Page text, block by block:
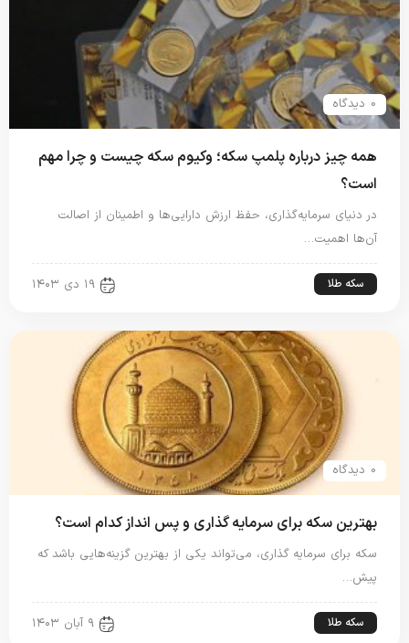
0 دیدگاه
همه چیز درباره پلمپ سکه؛ وکیوم سکه چیست و چرا مهم
است؟
در دنیای سرمایه‌‌گذاری، حفظ ارزش دارایی‌ها و اطمینان از اصالت
آن‌ها اهمیت…
سکه طلا ۱۹ دی ۱۴۰۳
0 دیدگاه
بهترین سکه برای سرمایه گذاری و پس انداز کدام است؟
سکه برای سرمایه گذاری، می‌تواند یکی از بهترین گزینه‌هایی باشد که
پیش…
سکه طلا ۹ آبان ۱۴۰۳